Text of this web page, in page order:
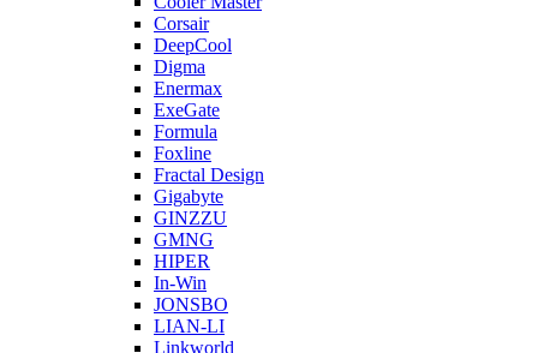
Corsair
DeepCool
Digma
Enermax
ExeGate
Formula
Foxline
Fractal Design
Gigabyte
GINZZU
GMNG
HIPER
In-Win
JONSBO
LIAN-LI
Linkworld